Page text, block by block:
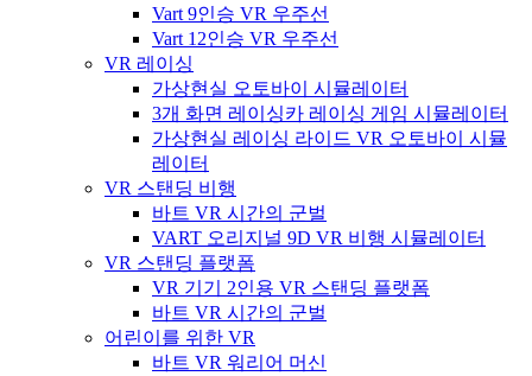
Vart 9인승 VR 우주선
Vart 12인승 VR 우주선
VR 레이싱
가상현실 오토바이 시뮬레이터
3개 화면 레이싱카 레이싱 게임 시뮬레이터
가상현실 레이싱 라이드 VR 오토바이 시뮬
레이터
VR 스탠딩 비행
바트 VR 시간의 군벌
VART 오리지널 9D VR 비행 시뮬레이터
VR 스탠딩 플랫폼
VR 기기 2인용 VR 스탠딩 플랫폼
바트 VR 시간의 군벌
어린이를 위한 VR
바트 VR 워리어 머신